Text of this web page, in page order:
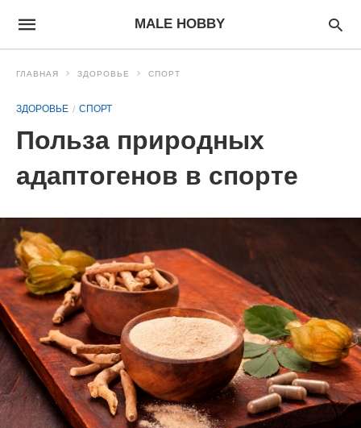
MALE HOBBY
ГЛАВНАЯ ЗДОРОВЬЕ СПОРТ
ЗДОРОВЬЕ СПОРТ
Польза природных
адаптогенов в спорте